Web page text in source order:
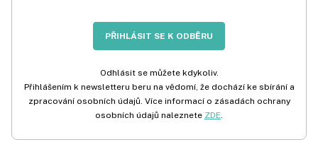
PŘIHLÁSIT SE K ODBĚRU
Odhlásit se můžete kdykoliv.
Přihlášením k newsletteru beru na vědomí, že dochází ke sbírání a
zpracování osobních údajů. Více informací o zásadách ochrany
osobních údajů naleznete ZDE.